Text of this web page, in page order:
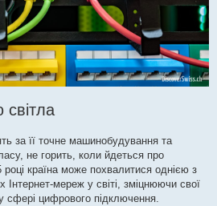
світла
за її точне машинобудування та
не горить, коли йдеться про
році країна може похвалитися однією з
Інтернет-мереж у світі, зміцнюючи свої
у сфері цифрового підключення.